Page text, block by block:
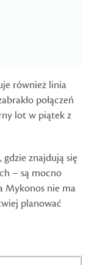
również linia
połączeń
lot w piątek z
gdzie znajdują się
– są mocno
Mykonos nie ma
planować